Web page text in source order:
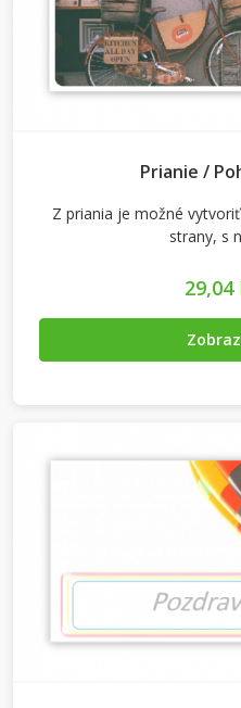
Prianie /
Z priania je možné
strany, s
29,04